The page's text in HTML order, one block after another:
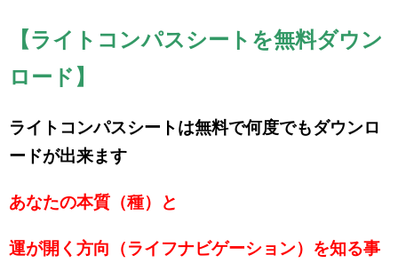
【ライトコンパスシートを無料ダウン
ロード】
ライトコンパスシートは無料で何度でもダウンロ
ードが出来ます
あなたの本質（種）と
運が開く方向（ライフナビゲーション）を知る事